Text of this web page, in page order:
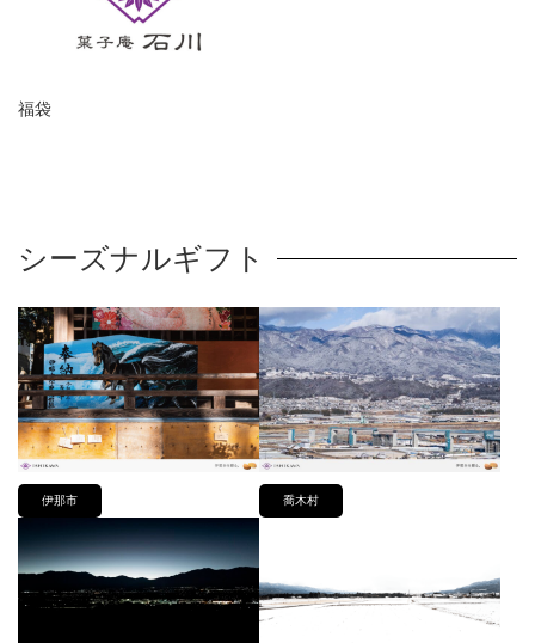
福袋
シーズナルギフト
伊那市 喬木村